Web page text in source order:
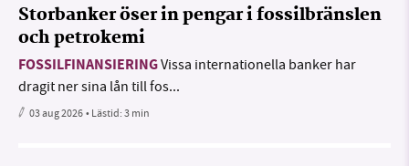
Storbanker öser in pengar i fossilbränslen
och petrokemi
FOSSILFINANSIERINGVissa internationella banker har
dragit ner sina lån till fos...
03 aug 2026• Lästid:3 min